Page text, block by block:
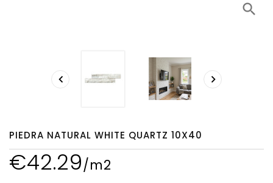
search
 
PIEDRA NATURAL WHITE QUARTZ 10X40
€42.29/m2